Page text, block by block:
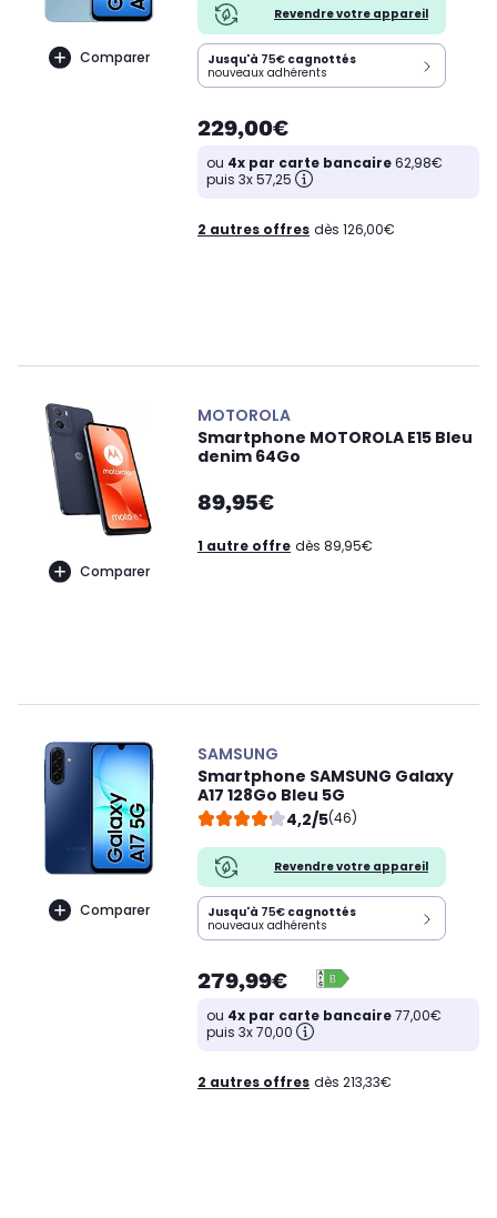
Comparer
Revendre votre appareil
Jusqu'à 75€ cagnottés
nouveaux adhérents
229,00€
ou 4x par carte bancaire62,98€
puis 3x 57,25
2 autres offres dès 126,00€
Comparer
MOTOROLA
Smartphone MOTOROLA E15 Bleu
denim 64Go
89,95€
1 autre offre dès 89,95€
Comparer
SAMSUNG
Smartphone SAMSUNG Galaxy
A17 128Go Bleu 5G
4,2/5(46)
Revendre votre appareil
Jusqu'à 75€ cagnottés
nouveaux adhérents
279,99€
ou 4x par carte bancaire77,00€
puis 3x 70,00
2 autres offres dès 213,33€